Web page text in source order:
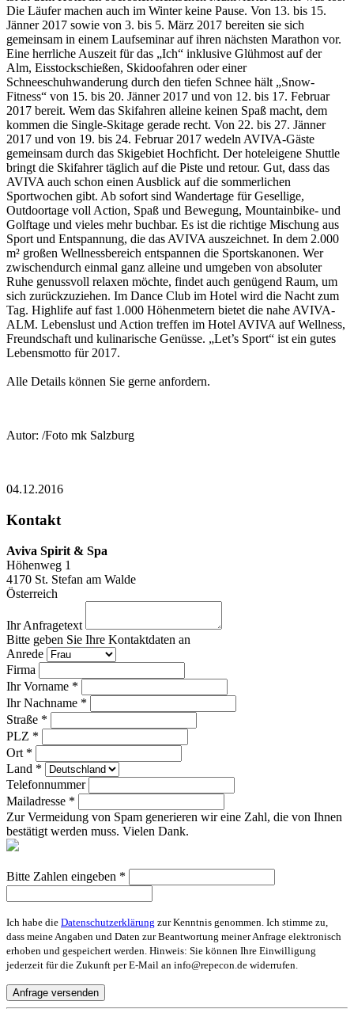
Die Läufer machen auch im Winter keine Pause. Von 13. bis 15.
Jänner 2017 sowie von 3. bis 5. März 2017 bereiten sie sich
gemeinsam in einem Laufseminar auf ihren nächsten Marathon vor.
Eine herrliche Auszeit für das „Ich“ inklusive Glühmost auf der
Alm, Eisstockschießen, Skidoofahren oder einer
Schneeschuhwanderung durch den tiefen Schnee hält „Snow-
Fitness“ von 15. bis 20. Jänner 2017 und von 12. bis 17. Februar
2017 bereit. Wem das Skifahren alleine keinen Spaß macht, dem
kommen die Single-Skitage gerade recht. Von 22. bis 27. Jänner
2017 und von 19. bis 24. Februar 2017 wedeln AVIVA-Gäste
gemeinsam durch das Skigebiet Hochficht. Der hoteleigene Shuttle
bringt die Skifahrer täglich auf die Piste und retour. Gut, dass das
AVIVA auch schon einen Ausblick auf die sommerlichen
Sportwochen gibt. Ab sofort sind Wandertage für Gesellige,
Outdoortage voll Action, Spaß und Bewegung, Mountainbike- und
Golftage und vieles mehr buchbar. Es ist die richtige Mischung aus
Sport und Entspannung, die das AVIVA auszeichnet. In dem 2.000
m² großen Wellnessbereich entspannen die Sportskanonen. Wer
zwischendurch einmal ganz alleine und umgeben von absoluter
Ruhe genussvoll relaxen möchte, findet auch genügend Raum, um
sich zurückzuziehen. Im Dance Club im Hotel wird die Nacht zum
Tag. Highlife auf fast 1.000 Höhenmetern bietet die nahe AVIVA-
ALM. Lebenslust und Action treffen im Hotel AVIVA auf Wellness,
Freundschaft und kulinarische Genüsse. „Let’s Sport“ ist ein gutes
Lebensmotto für 2017.
Alle Details können Sie gerne anfordern.
Autor: /Foto mk Salzburg
04.12.2016
Kontakt
Aviva Spirit & Spa
Höhenweg 1
4170 St. Stefan am Walde
Österreich
Ihr Anfragetext
Bitte geben Sie Ihre Kontaktdaten an
Anrede
Firma
Ihr Vorname *
Ihr Nachname *
Straße *
PLZ *
Ort *
Land *
Telefonnummer
Mailadresse *
Zur Vermeidung von Spam generieren wir eine Zahl, die von Ihnen
bestätigt werden muss. Vielen Dank.
Bitte Zahlen eingeben *
Ich habe die Datenschutzerklärung zur Kenntnis genommen. Ich stimme zu,
dass meine Angaben und Daten zur Beantwortung meiner Anfrage elektronisch
erhoben und gespeichert werden. Hinweis: Sie können Ihre Einwilligung
jederzeit für die Zukunft per E-Mail an info@repecon.de widerrufen.